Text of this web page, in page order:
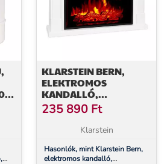
KLARSTEIN BERN,
ELEKTROMOS
KANDALLÓ,
1000/2000 W, LED, 10-
30 °C, HETI IDŐZÍTÉS
235 890 Ft
Klarstein
Hasonlók, mint Klarstein Bern,
elektromos kandalló,